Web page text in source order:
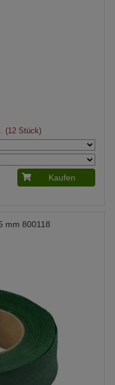
(12 Stück)
Kaufen
mm 800118